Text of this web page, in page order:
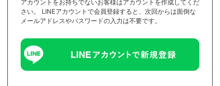
アカウントをお持ちでないお客様はアカウントを作成してくだ
さい。 LINEアカウントで会員登録すると、次回からは面倒な
メールアドレスやパスワードの入力は不要です。